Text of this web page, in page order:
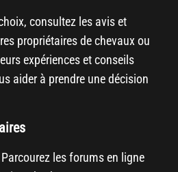
consultez les avis et
propriétaires de chevaux ou
expériences et conseils
aider à prendre une décision
Parcourez les forums en ligne